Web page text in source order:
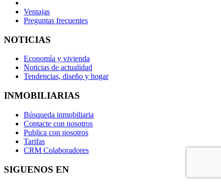
Ventajas
Preguntas frecuentes
NOTICIAS
Economía y vivienda
Noticias de actualidad
Tendencias, diseño y hogar
INMOBILIARIAS
Búsqueda inmobiliaria
Contacte con nosotros
Publica con nosotros
Tarifas
CRM Colaboradores
SIGUENOS EN